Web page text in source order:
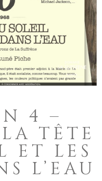
4 –
TÊTE
ET LES
L’EAU